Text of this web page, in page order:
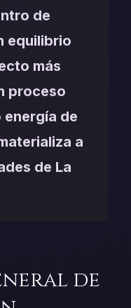
de
equilibrio
más
proceso
de
a
de La
de